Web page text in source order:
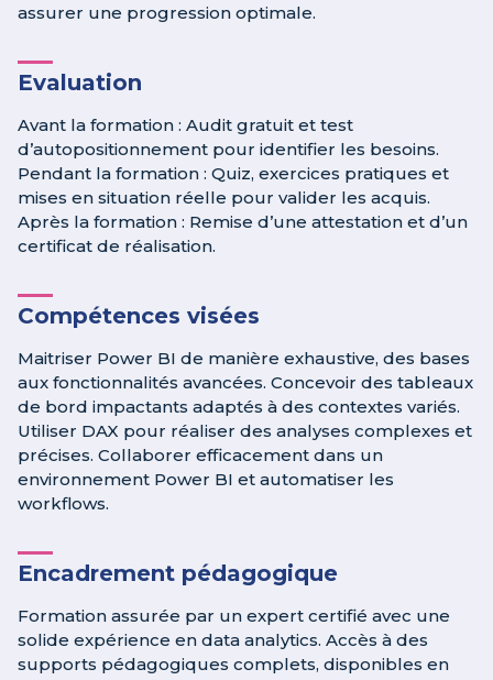
assurer une progression optimale.
Evaluation
Avant la formation : Audit gratuit et test
d’autopositionnement pour identifier les besoins.
Pendant la formation : Quiz, exercices pratiques et
mises en situation réelle pour valider les acquis.
Après la formation : Remise d’une attestation et d’un
certificat de réalisation.
Compétences visées
Maitriser Power BI de manière exhaustive, des bases
aux fonctionnalités avancées. Concevoir des tableaux
de bord impactants adaptés à des contextes variés.
Utiliser DAX pour réaliser des analyses complexes et
précises. Collaborer efficacement dans un
environnement Power BI et automatiser les
workflows.
Encadrement pédagogique
Formation assurée par un expert certifié avec une
solide expérience en data analytics. Accès à des
supports pédagogiques complets, disponibles en